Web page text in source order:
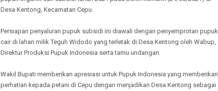
Desa Kentong, Kecamatan Cepu.
Persiapan penyaluran pupuk subsidi ini diawali dengan penyemprotan pupuk
cair di lahan milik Teguh Widodo yang terletak di Desa Kentong oleh Wabup,
Direktur Produksi Pupuk Indonesia serta tamu undangan.
Wakil Bupati memberikan apresiasi untuk Pupuk Indonesia yang memberikan
perhatian kepada petani di Cepu dengan menjadikan Desa Kentong sebagai